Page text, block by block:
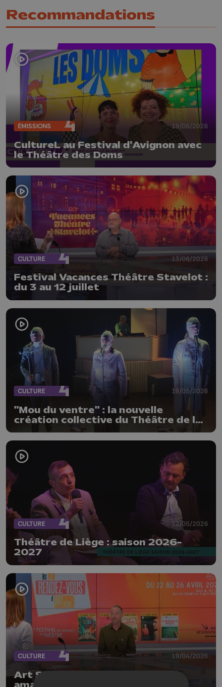
Recommandations
ÉMISSIONS 19/06/2026
CultureL au Festival d'Avignon avec
le Théâtre des Doms
CULTURE 13/06/2026
Festival Vacances Théâtre Stavelot :
du 3 au 12 juillet
CULTURE 19/05/2026
"Mou du ventre" : la nouvelle
création collective du Théâtre de la
Renaissance
CULTURE 12/05/2026
Théâtre de Liège : saison 2026-
2027
CULTURE 19/04/2026
Art Scène : festival de théâtre
amateur du 22 à 26 avril